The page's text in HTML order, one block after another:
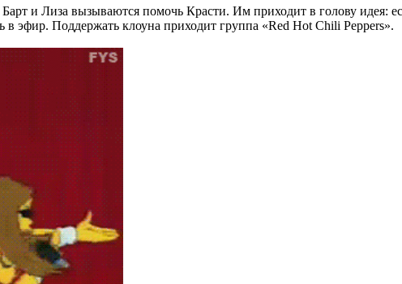
и Лиза вызываются помочь Красти. Им приходит в голову идея:
в эфир. Поддержать клоуна приходит группа «Red Hot Chili Peppers».